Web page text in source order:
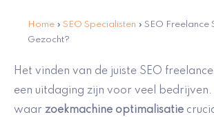
Home » SEO Specialisten » SEO Freelance
Gezocht?
Het vinden van de juiste SEO
een uitdaging zijn voor veel bedrijven.
waar zoekmachine optimalisatie